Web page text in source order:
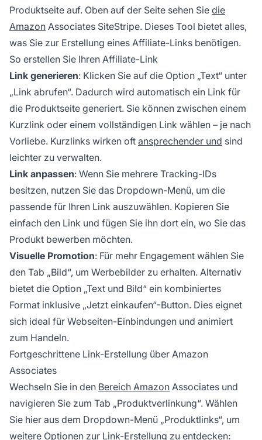
Produktseite auf. Oben auf der Seite sehen Sie die
Amazon Associates SiteStripe. Dieses Tool bietet alles,
was Sie zur Erstellung eines Affiliate-Links benötigen.
So erstellen Sie Ihren Affiliate-Link
Link generieren: Klicken Sie auf die Option „Text“ unter
„Link abrufen“. Dadurch wird automatisch ein Link für
die Produktseite generiert. Sie können zwischen einem
Kurzlink oder einem vollständigen Link wählen – je nach
Vorliebe. Kurzlinks wirken oft ansprechender und sind
leichter zu verwalten.
Link anpassen: Wenn Sie mehrere Tracking-IDs
besitzen, nutzen Sie das Dropdown-Menü, um die
passende für Ihren Link auszuwählen. Kopieren Sie
einfach den Link und fügen Sie ihn dort ein, wo Sie das
Produkt bewerben möchten.
Visuelle Promotion: Für mehr Engagement wählen Sie
den Tab „Bild“, um Werbebilder zu erhalten. Alternativ
bietet die Option „Text und Bild“ ein kombiniertes
Format inklusive „Jetzt einkaufen“-Button. Dies eignet
sich ideal für Webseiten-Einbindungen und animiert
zum Handeln.
Fortgeschrittene Link-Erstellung über Amazon
Associates
Wechseln Sie in den Bereich Amazon Associates und
navigieren Sie zum Tab „Produktverlinkung“. Wählen
Sie hier aus dem Dropdown-Menü „Produktlinks“, um
weitere Optionen zur Link-Erstellung zu entdecken: